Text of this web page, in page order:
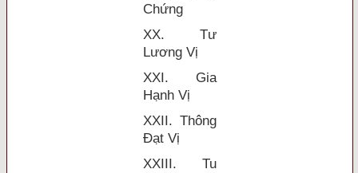
Chứng
XX. Tư
Lương Vị
XXI. Gia
Hạnh Vị
XXII. Thông
Ðạt Vị
XXIII. Tu